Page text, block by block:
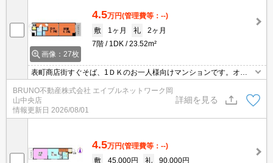
画像：27枚
4.5万円(管理費等：--)
敷
1ヶ月 礼
2ヶ月
7階
1DK 23.52m²
表町商店街すぐそば、1ＤＫのお一人様向けマンションです。オー
トロック付きです。
BRUNO不動産株式会社 エイブルネットワーク岡
山中央店
情報更新日 2026/08/01
詳細を見る
4.5万円(管理費等：--)
敷
45,000円 礼
90,000円